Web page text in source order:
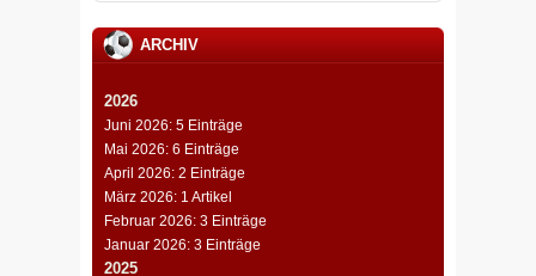
ARCHIV
2026
Juni 2026: 5 Einträge
Mai 2026: 6 Einträge
April 2026: 2 Einträge
März 2026: 1 Artikel
Februar 2026: 3 Einträge
Januar 2026: 3 Einträge
2025